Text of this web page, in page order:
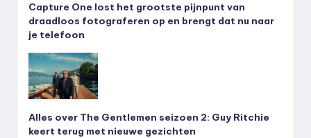
Capture One lost het grootste pijnpunt van
draadloos fotograferen op en brengt dat nu naar
je telefoon
Alles over The Gentlemen seizoen 2: Guy Ritchie
keert terug met nieuwe gezichten